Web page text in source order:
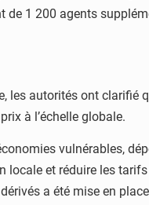
de 1 200 agents
les autorités ont
à l’échelle globale.
vulnérables,
et réduire les
a été mise en